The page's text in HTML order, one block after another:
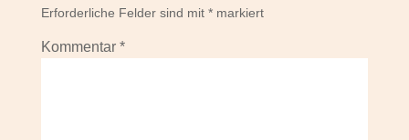
Erforderliche Felder sind mit *markiert
Kommentar *